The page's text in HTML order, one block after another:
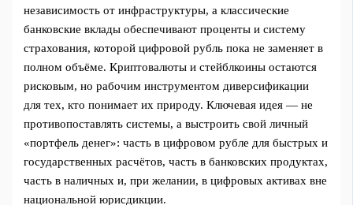
независимость от инфраструктуры, а классические
банковские вклады обеспечивают проценты и систему
страхования, которой цифровой рубль пока не заменяет в
полном объёме. Криптовалюты и стейблкоины остаются
рисковым, но рабочим инструментом диверсификации
для тех, кто понимает их природу. Ключевая идея — не
противопоставлять системы, а выстроить свой личный
«портфель денег»: часть в цифровом рубле для быстрых и
государственных расчётов, часть в банковских продуктах,
часть в наличных и, при желании, в цифровых активах вне
национальной юрисдикции.